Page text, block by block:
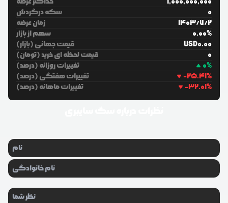
سکه درگردش
0
زمان عرضه
1403/7/2
سهم از بازار
0.00%
قیمت جهانی (بازار)
USD0.00
قیمت لحظه ای خرید (تومان)
0
تغییرات روزانه (درصد)
0%
تغییرات هفتگی (درصد)
-25.41%
تغییرات ماهانه (درصد)
-32.01%